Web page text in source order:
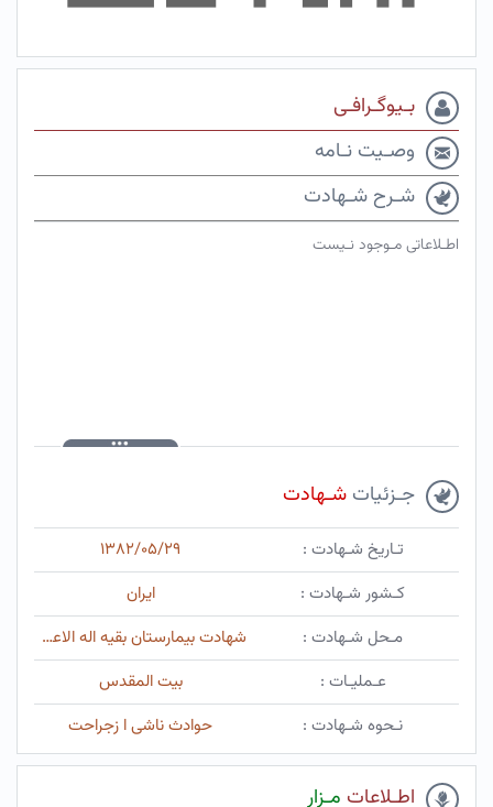
بـیوگـرافـی
وصـیت نـامه
شـرح شـهادت
اطـلاعاتی مـوجود نـیست
جـزئیات شـهادت
تـاریخ شـهادت :
۱۳۸۲/۰۵/۲۹
کـشور شـهادت :
ایران
مـحل شـهادت :
شهادت بیمارستان بقیه اله الاعظم
عـملیـات :
بیت المقدس
نـحوه شـهادت :
حوادث ناشی ا زجراحت
اطـلاعات مـزار